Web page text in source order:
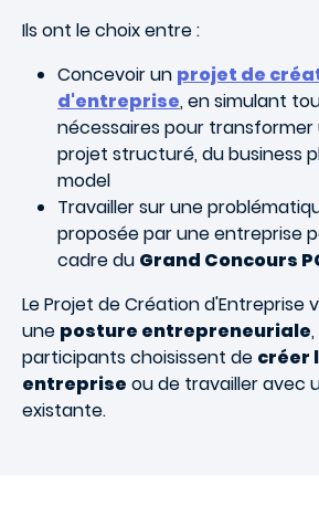
Ils ont le choix entre :
Concevoir un projet de
d'entreprise, en simulant
nécessaires pour transformer
projet structuré, du business
model
Travailler sur une
proposée par une entreprise
cadre du Grand Concours
Le Projet de Création d'Entreprise
une posture entrepreneuriale
participants choisissent de créer
entreprise ou de travailler avec
existante.